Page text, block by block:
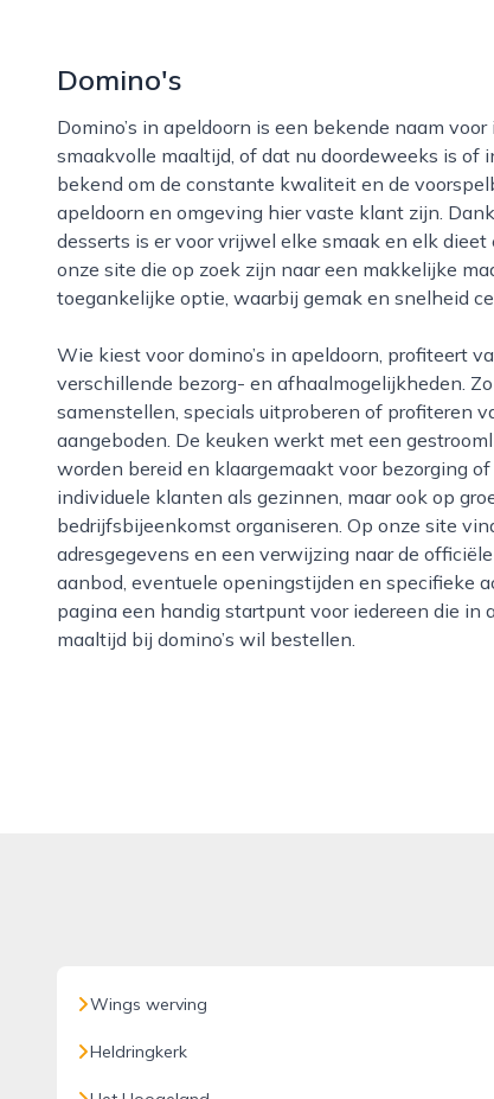
Domino's
Domino’s in apeldoorn is een bekende naam voor iedereen die trek heeft in een snelle en
smaakvolle maaltijd, of dat nu doordeweeks is
bekend om de constante kwaliteit en de
apeldoorn en omgeving hier vaste klant zijn.
desserts is er voor vrijwel elke smaak en elk
onze site die op zoek zijn naar een makkelijke
toegankelijke optie, waarbij gemak en snelheid
Wie kiest voor domino’s in apeldoorn, profiteert van een gebruiksvriendelijke bestelomgeving en
verschillende bezorg- en afhaalmogelijkheden.
samenstellen, specials uitproberen of profiteren
aangeboden. De keuken werkt met een
worden bereid en klaargemaakt voor bezorging
individuele klanten als gezinnen, maar ook op
bedrijfsbijeenkomst organiseren. Op onze site
adresgegevens en een verwijzing naar de
aanbod, eventuele openingstijden en specifieke
pagina een handig startpunt voor iedereen die in
maaltijd bij domino’s wil bestellen.
Wings werving
Heldringkerk